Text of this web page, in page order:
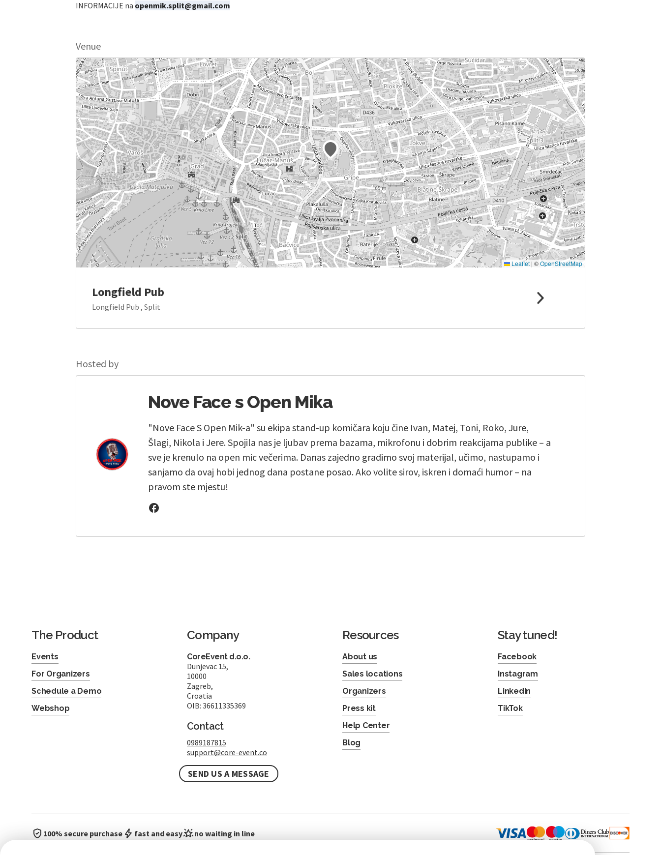
INFORMACIJE na openmik.split@gmail.com
Venue
Leaflet | ©OpenStreetMap
Longfield Pub
Longfield Pub , Split
Hosted by
Nove Face s Open Mika
"Nove Face S Open Mik-a" su ekipa stand-up komičara koju čine Ivan, Matej, Toni, Roko, Jure,
Šlagi, Nikola i Jere. Spojila nas je ljubav prema bazama, mikrofonu i dobrim reakcijama publike – a
sve je krenulo na open mic večerima. Danas zajedno gradimo svoj materijal, učimo, nastupamo i
sanjamo da ovaj hobi jednog dana postane posao. Ako volite sirov, iskren i domaći humor – na
pravom ste mjestu!
The Product
Events
For Organizers
Schedule a Demo
Webshop
Company
CoreEvent d.o.o.
Dunjevac 15,
10000
Zagreb,
Croatia
OIB: 36611335369
Contact
0989187815
support@core-event.co
SEND US A MESSAGE
Resources
About us
Sales locations
Organizers
Press kit
Help Center
Blog
Stay tuned!
Facebook
Instagram
LinkedIn
TikTok
100% secure purchase fast and easy no waiting in line